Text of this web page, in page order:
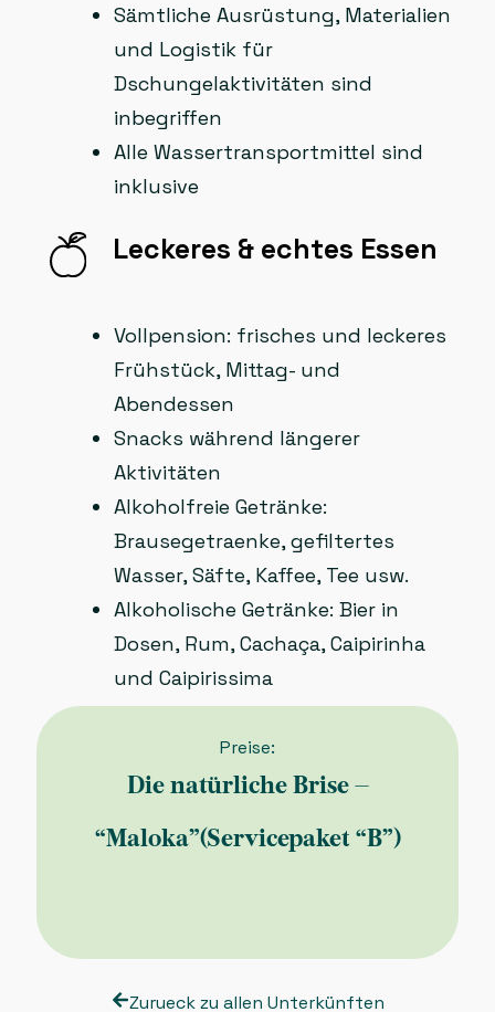
Sämtliche Ausrüstung, Materialien
und Logistik für
Dschungelaktivitäten sind
inbegriffen
Alle Wassertransportmittel sind
inklusive
Leckeres & echtes Essen
Vollpension: frisches und leckeres
Frühstück, Mittag- und
Abendessen
Snacks während längerer
Aktivitäten
Alkoholfreie Getränke:
Brausegetraenke, gefiltertes
Wasser, Säfte, Kaffee, Tee usw.
Alkoholische Getränke: Bier in
Dosen, Rum, Cachaça, Caipirinha
und Caipirissima
Preise:
Die natürliche Brise –
“Maloka”(Servicepaket “B”)
Zurueck zu allen Unterkünften